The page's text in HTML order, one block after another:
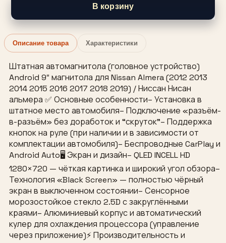
В корзину
Описание товара Характеристики
Штатная автомагнитола (головное устройство)
Android 9″ магнитола для Nissan Almera (2012 2013
2014 2015 2016 2017 2018 2019) / Ниссан Нисан
альмера ✅ Основные особенности– Установка в
штатное место автомобиля– Подключение «разъём-
в-разъём» без доработок и “скруток”– Поддержка
кнопок на руле (при наличии и в зависимости от
комплектации автомобиля)– Беспроводные CarPlay и
Android Auto🖥 Экран и дизайн– QLED INCELL HD
1280×720 — чёткая картинка и широкий угол обзора–
Технология «Black Screen» — полностью чёрный
экран в выключенном состоянии– Сенсорное
морозостойкое стекло 2.5D с закруглёнными
краями– Алюминиевый корпус и автоматический
кулер для охлаждения процессора (управление
через приложение)⚡ Производительность и